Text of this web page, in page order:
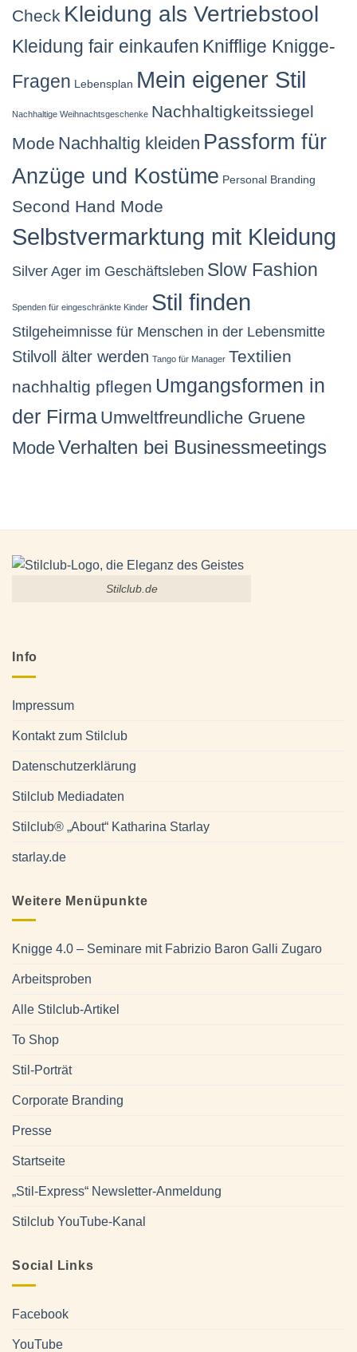
Check Kleidung als Vertriebstool
Kleidung fair einkaufen Knifflige Knigge-
Fragen Lebensplan Mein eigener Stil
Nachhaltige Weihnachtsgeschenke Nachhaltigkeitssiegel
Mode Nachhaltig kleiden Passform für
Anzüge und Kostüme Personal Branding
Second Hand Mode
Selbstvermarktung mit Kleidung
Silver Ager im Geschäftsleben Slow Fashion
Spenden für eingeschränkte Kinder Stil finden
Stilgeheimnisse für Menschen in der Lebensmitte
Stilvoll älter werden Tango für Manager Textilien
nachhaltig pflegen Umgangsformen in
der Firma Umweltfreundliche Gruene
ModeVerhalten bei Businessmeetings
Stilclub.de
Info
Impressum
Kontakt zum Stilclub
Datenschutzerklärung
Stilclub Mediadaten
Stilclub® „About“ Katharina Starlay
starlay.de
Weitere Menüpunkte
Knigge 4.0 – Seminare mit Fabrizio Baron Galli Zugaro
Arbeitsproben
Alle Stilclub-Artikel
To Shop
Stil-Porträt
Corporate Branding
Presse
Startseite
„Stil-Express“ Newsletter-Anmeldung
Stilclub YouTube-Kanal
Social Links
Facebook
YouTube